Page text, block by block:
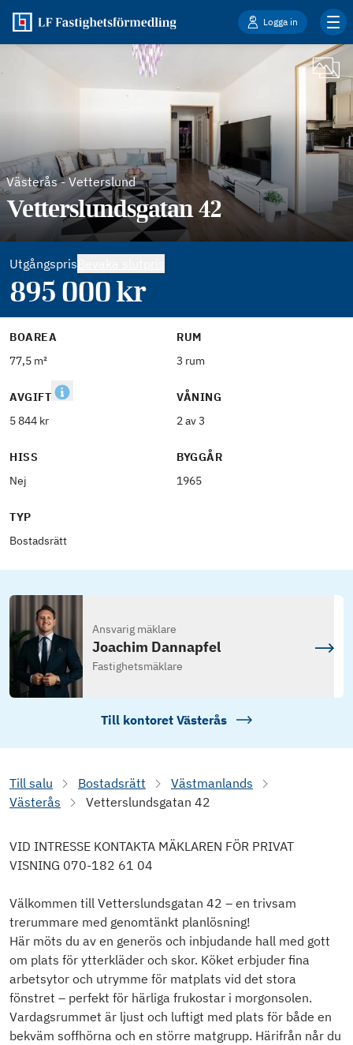
Logga in
Västerås-Vetterslund
Vetterslundsgatan 42
Utgångspris
895 000kr
BOAREA
77,5 m²
RUM
3 rum
AVGIFT
5 844 kr
VÅNING
2 av 3
HISS
Nej
BYGGÅR
1965
TYP
Bostadsrätt
Ansvarig mäklare
Joachim Dannapfel
Fastighetsmäklare
Till kontoret Västerås
Till salu Bostadsrätt
Västmanlands
Västerås
Vetterslundsgatan 42
VID INTRESSE KONTAKTA MÄKLAREN FÖR PRIVAT
VISNING 070-182 61 04
Välkommen till Vetterslundsgatan 42 – en trivsam
trerummare med genomtänkt planlösning!
Här möts du av en generös och inbjudande hall med gott
om plats för ytterkläder och skor. Köket erbjuder fina
arbetsytor och utrymme för matplats vid det stora
fönstret – perfekt för härliga frukostar i morgonsolen.
Vardagsrummet är ljust och luftigt med plats för både en
bekväm soffhörna och en större matgrupp. Härifrån når du